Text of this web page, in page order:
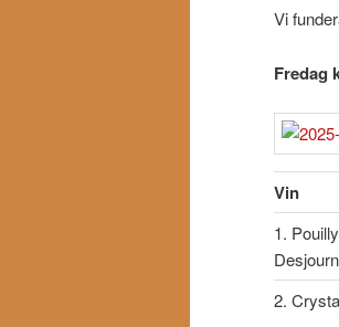
Vi
Fredag
Vin
1.
2.